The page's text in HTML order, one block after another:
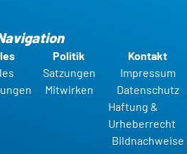
Politik
Satzungen
Mitwirken
Kontakt
Impressum
Datenschutz
Haftung &
Urheberrecht
Bildnachweise